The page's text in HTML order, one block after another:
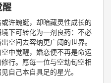
醒
许蜿蜒，却暗藏灵性成长的
下可转化为一剂良药：不必
空间去容纳更广阔的世界。
中觉醒，婚恋便不再是命运
行。愿每一位与空劫旬空相
自己本自具足的星光。